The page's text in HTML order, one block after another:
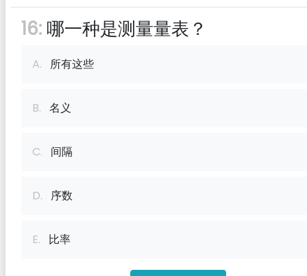
16: 哪一种是测量量表？
A. 所有这些
B. 名义
C. 间隔
D. 序数
E. 比率